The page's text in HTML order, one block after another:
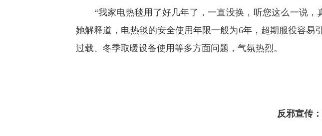
“我家电热毯用了好几年了，一直没换，听您这么一说，
她解释道，电热毯的安全使用年限一般为6年，超期服役容
过载、冬季取暖设备使用等多方面问题，气氛热烈。
反邪宣传